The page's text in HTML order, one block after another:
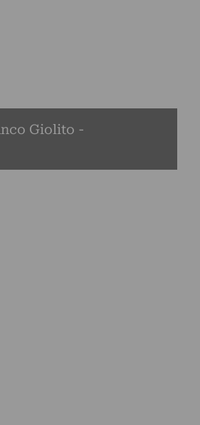
Giolito -